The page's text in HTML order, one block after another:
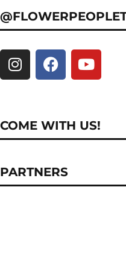
COME WITH US!
PARTNERS